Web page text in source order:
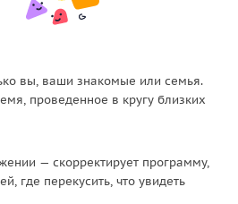
путь, ощущая каждый шаг и
место первым лучам
с вершины.
вы, ваши знакомые или семья.
проведенное в кругу близких
— скорректирует программу,
где перекусить, что увидеть